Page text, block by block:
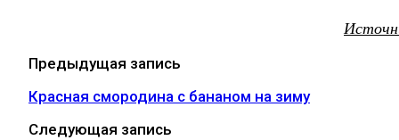
Предыдущая запись
Красная смородина с бананом на зиму
Следующая запись